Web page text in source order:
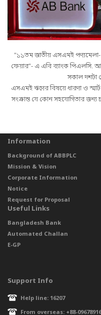
“১১তম জাতীয় এসএমই পণ্যমেলা-
ফেয়ার”- এ এবি ব্যাংক পিএলসি.
সকাল দশটা
এসএমই ঋণের বিষয়ে ধারণা ও
সংক্রান্ত যে কোন সহযোগিতার
Information
Background of ABBPLC
Mission & Vision
Corporate Information
Notice
Request for Proposal
Useful Links
Bangladesh Bank
Automated Challan
E-GP
Support Info
Help line: 16207
From overseas: +88-